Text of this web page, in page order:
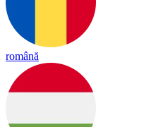
română